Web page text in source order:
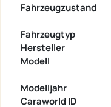
Fahrzeugzustand
Fahrzeugtyp
Hersteller
Modell
Modelljahr
Caraworld ID